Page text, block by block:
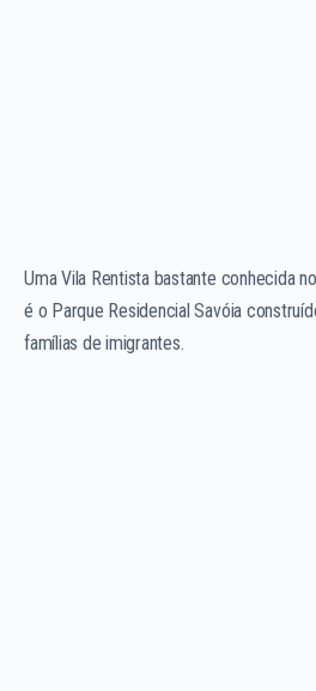
Uma Vila Rentista bastante conhecida
é o Parque Residencial Savóia
famílias de imigrantes.